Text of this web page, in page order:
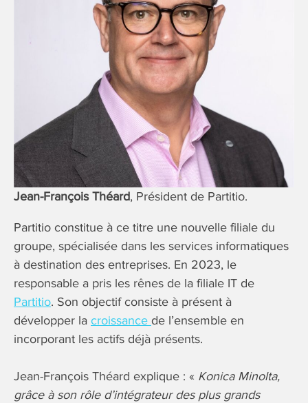
Jean-François Théard, Président de Partitio.
Partitio constitue à ce titre une nouvelle filiale du
groupe, spécialisée dans les services informatiques
à destination des entreprises. En 2023, le
responsable a pris les rênes de la filiale IT de
Partitio. Son objectif consiste à présent à
développer la croissance de l’ensemble en
incorporant les actifs déjà présents.
Jean-François Théard explique : « Konica Minolta,
grâce à son rôle d’intégrateur des plus grands